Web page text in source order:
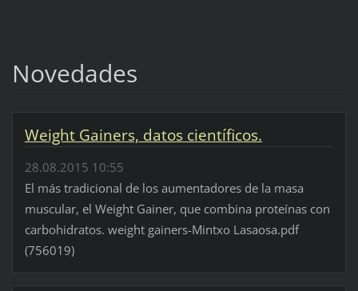
Novedades
Weight Gainers, datos científicos.
28.08.2015 10:55
El más tradicional de los aumentadores de la masa
muscular, el Weight Gainer, que combina proteínas con
carbohidratos. weight gainers-Mintxo Lasaosa.pdf
(756019)